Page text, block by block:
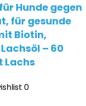
Hunde gegen
für gesunde
Biotin,
– 60
Lachs
0